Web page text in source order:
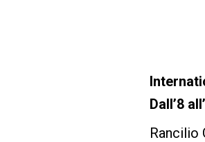
Dall’8
Rancilio